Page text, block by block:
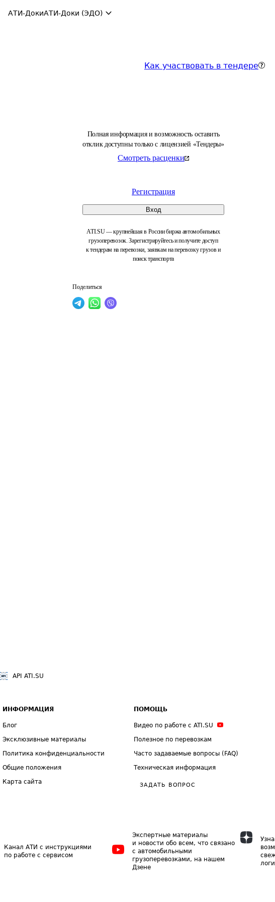
АТИ-ДокиАТИ-Доки (ЭДО)
Как участвовать в тендере
Полная информация и возможность оставить
отклик доступны только с лицензией «Тендеры»
Смотреть расценки
Регистрация
Вход
ATI.SU — крупнейшая в России биржа автомобильных
грузоперевозок. Зарегистрируйтесь и получите доступ
к тендерам на перевозки, заявкам на перевозку грузов и
поиск транспорта
Поделиться
API ATI.SU
ИНФОРМАЦИЯ
Блог
Эксклюзивные материалы
Политика конфиденциальности
Общие положения
Карта сайта
ПОМОЩЬ
Видео по работе с ATI.SU
Полезное по перевозкам
Часто задаваемые вопросы (FAQ)
Техническая информация
ЗАДАТЬ ВОПРОС
Канал АТИ с инструкциями
по работе с сервисом
Экспертные материалы
и новости обо всем, что связано
с автомобильными
грузоперевозками, на нашем
Дзене